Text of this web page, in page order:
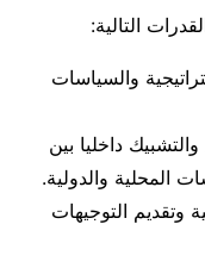
التالية:
والسياسات
داخليا بين
المحلية والدولية.
وتقديم التوجيهات